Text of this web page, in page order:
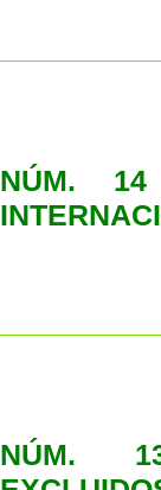
NÚM. 14
NÚM.